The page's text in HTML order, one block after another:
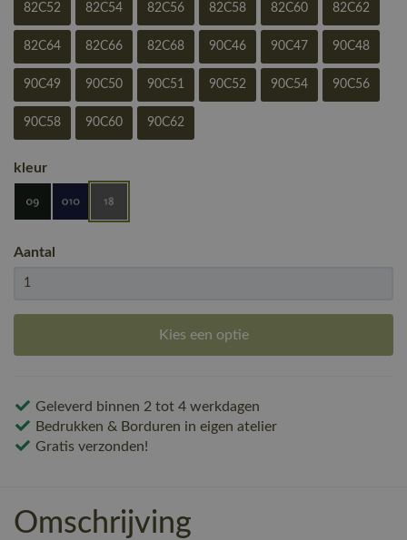
82C52 82C54 82C56 82C58 82C60 82C62
82C64 82C66 82C68 90C46 90C47 90C48
90C49 90C50 90C51 90C52 90C54 90C56
90C58 90C60 90C62
kleur
Aantal
Kies een optie
Geleverd binnen 2 tot 4 werkdagen
Bedrukken & Borduren in eigen atelier
Gratis verzonden!
Omschrijving